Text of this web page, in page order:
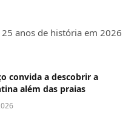
anos de história em 2026
convida a descobrir a
além das praias